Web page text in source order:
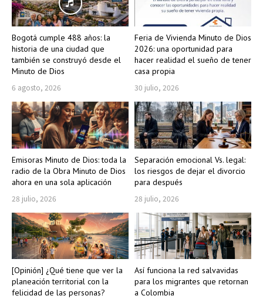
Bogotá cumple 488 años: la
historia de una ciudad que
también se construyó desde el
Minuto de Dios
6 agosto, 2026
Feria de Vivienda Minuto de Dios
2026: una oportunidad para
hacer realidad el sueño de tener
casa propia
30 julio, 2026
Emisoras Minuto de Dios: toda la
radio de la Obra Minuto de Dios
ahora en una sola aplicación
28 julio, 2026
Separación emocional Vs. legal:
los riesgos de dejar el divorcio
para después
28 julio, 2026
[Opinión] ¿Qué tiene que ver la
planeación territorial con la
felicidad de las personas?
Así funciona la red salvavidas
para los migrantes que retornan
a Colombia